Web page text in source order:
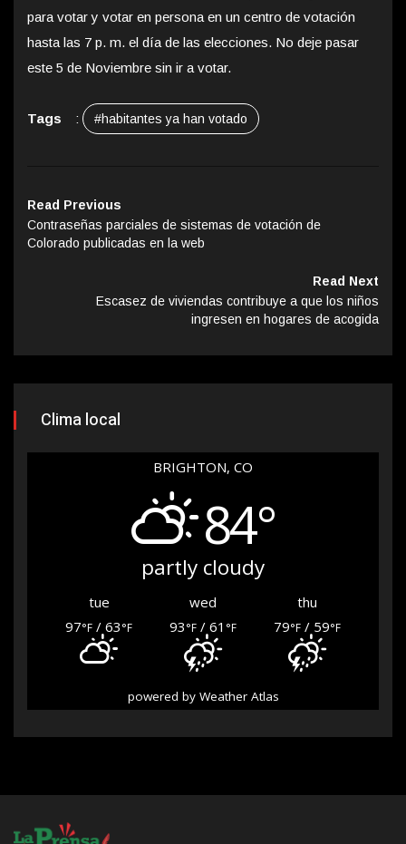
para votar y votar en persona en un centro de votación
hasta las 7 p. m. el día de las elecciones. No deje pasar
este 5 de Noviembre sin ir a votar.
Tags : #habitantes ya han votado
Read Previous
Contraseñas parciales de sistemas de votación de
Colorado publicadas en la web
Read Next
Escasez de viviendas contribuye a que los niños
ingresen en hogares de acogida
Clima local
BRIGHTON, CO
84°
partly cloudy
tue wed
thu
97°F / 63°F 93°F/ 61 °F 79°F/ 59°F
powered by Weather Atlas